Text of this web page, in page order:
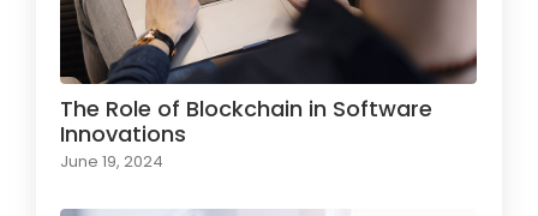
The Role of Blockchain in Software
Innovations
June 19, 2024